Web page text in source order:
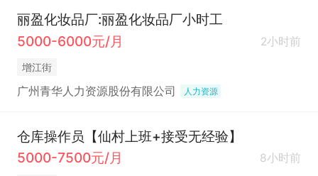
丽盈化妆品厂:丽盈化妆品厂小时工
5000-6000元/月
2小时前
增江街
广州青华人力资源股份有限公司 人力资源
仓库操作员【仙村上班+接受无经验】
5000-7500元/月
8小时前